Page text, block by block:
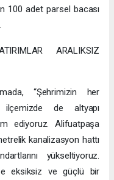
100 adet parsel bacası
ARALIKSIZ
“Şehrimizin her
de altyapı
ediyoruz. Alifuatpaşa
kanalizasyon hattı
yükseltiyoruz.
eksiksiz ve güçlü bir